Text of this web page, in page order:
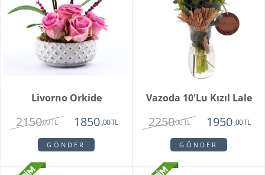
Livorno Orkide
2150,00 TL 1850 ,00 TL
GÖNDER
Vazoda 10'lu Kızıl Lale
2250,00 TL 1950 ,00 TL
GÖNDER